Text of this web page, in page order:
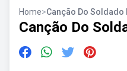
Home>Canção Do Soldado
Canção Do